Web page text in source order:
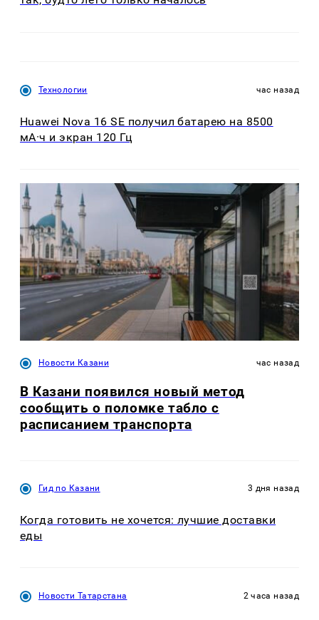
Технологии час назад
Huawei Nova 16 SE получил батарею на 8500
мА·ч и экран 120 Гц
Новости Казани час назад
В Казани появился новый метод
сообщить о поломке табло с
расписанием транспорта
Гид по Казани 3 дня назад
Когда готовить не хочется: лучшие доставки
еды
Новости Татарстана 2 часа назад